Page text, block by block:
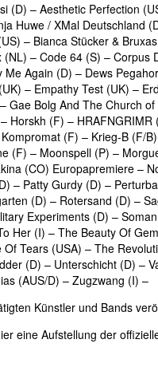
(D) – Aesthetic Perfection
Huwe / XMal
– Bianca Stücker &
– Code 64 (S) –
Again (D) – Dews
– Empathy Test (UK) –
Bolg And The Church
(F) –
(F) – Krieg-B
(F) – Moonspell (P) –
(CO) Europapremiere –
– Patty Gurdy (D) –
(D) – Rotersand (D) –
Experiments (D) –
Her (I) – The Beauty Of
Tears (USA) – The
(D) – Unterschicht (D)
(AUS/D) – Zugzwang (I) –
Künstler und Bands
eine Aufstellung der